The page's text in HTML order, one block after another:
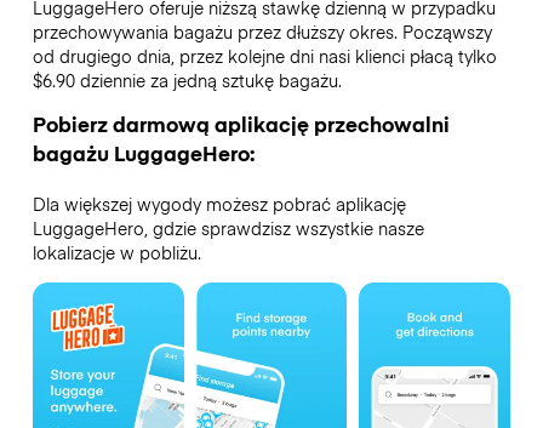
LuggageHero oferuje niższą stawkę dzienną w przypadku
przechowywania bagażu przez dłuższy okres. Począwszy
od drugiego dnia, przez kolejne dni nasi klienci płacą tylko
$6.90 dziennie za jedną sztukę bagażu.
Pobierz darmową aplikację przechowalni
bagażu LuggageHero:
Dla większej wygody możesz pobrać aplikację
LuggageHero, gdzie sprawdzisz wszystkie nasze
lokalizacje w pobliżu.